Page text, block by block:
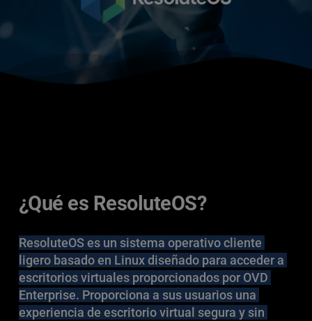
¿Qué es ResoluteOS?
ResoluteOS es un sistema operativo cliente
ligero basado en Linux diseñado para acceder a
escritorios virtuales proporcionados por OVD
Enterprise. Proporciona a sus usuarios una
experiencia de escritorio virtual segura y sin